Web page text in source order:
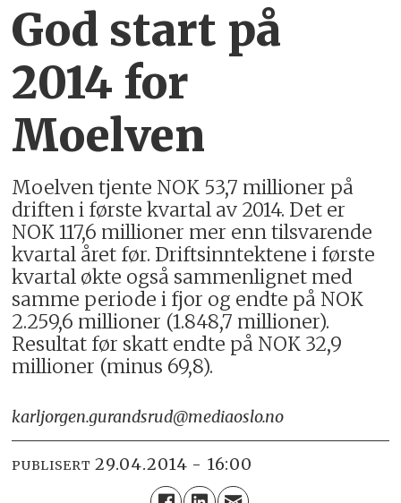
God start på
2014 for
Moelven
Moelven tjente NOK 53,7 millioner på
driften i første kvartal av 2014. Det er
NOK 117,6 millioner mer enn tilsvarende
kvartal året før. Driftsinntektene i første
kvartal økte også sammenlignet med
samme periode i fjor og endte på NOK
2.259,6 millioner (1.848,7 millioner).
Resultat før skatt endte på NOK 32,9
millioner (minus 69,8).
karljorgen.gurandsrud@mediaoslo.no
PUBLISERT 29.04.2014 - 16:00